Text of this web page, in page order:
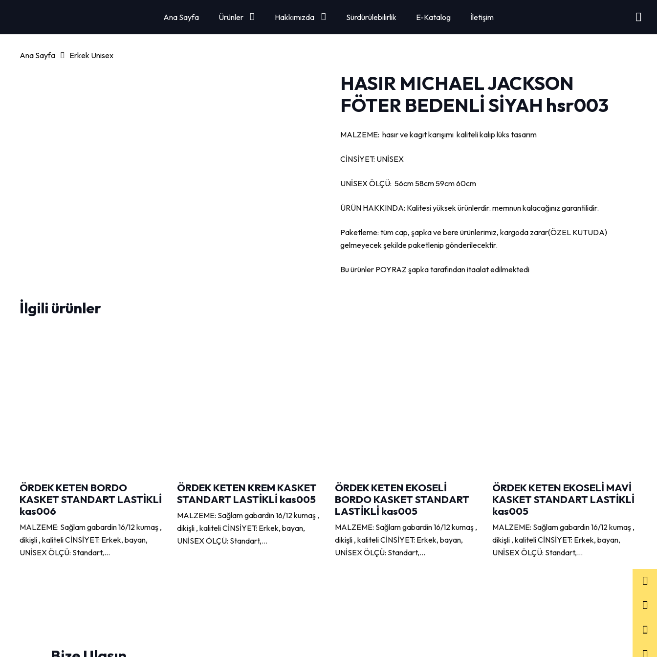
Ana Sayfa Ürünler Hakkımızda Sürdürülebilirlik E-Katalog İletişim
Ana Sayfa Erkek Unisex
HASIR MICHAEL JACKSON
FÖTER BEDENLİ SİYAH hsr003
MALZEME: hasır ve kagıt karışımı kaliteli kalıp lüks tasarım
CİNSİYET: UNİSEX
UNİSEX ÖLÇÜ: 56cm 58cm 59cm 60cm
ÜRÜN HAKKINDA: Kalitesi yüksek ürünlerdir. memnun kalacağınız garantilidir.
Paketleme: tüm cap, şapka ve bere ürünlerimiz, kargoda zarar(ÖZEL KUTUDA)
gelmeyecek şekilde paketlenip gönderilecektir.
Bu ürünler POYRAZ şapka tarafından itaalat edilmektedi
İlgili ürünler
ÖRDEK KETEN BORDO
KASKET STANDART LASTİKLİ
kas006
MALZEME: Sağlam gabardin 16/12 kumaş ,
dikişli , kaliteli CİNSİYET: Erkek, bayan,
UNİSEX ÖLÇÜ: Standart,…
ÖRDEK KETEN KREM KASKET
STANDART LASTİKLİ kas005
MALZEME: Sağlam gabardin 16/12 kumaş ,
dikişli , kaliteli CİNSİYET: Erkek, bayan,
UNİSEX ÖLÇÜ: Standart,…
ÖRDEK KETEN EKOSELİ
BORDO KASKET STANDART
LASTİKLİ kas005
MALZEME: Sağlam gabardin 16/12 kumaş ,
dikişli , kaliteli CİNSİYET: Erkek, bayan,
UNİSEX ÖLÇÜ: Standart,…
ÖRDEK KETEN EKOSELİ MAVİ
KASKET STANDART LASTİKLİ
kas005
MALZEME: Sağlam gabardin 16/12 kumaş ,
dikişli , kaliteli CİNSİYET: Erkek, bayan,
UNİSEX ÖLÇÜ: Standart,…